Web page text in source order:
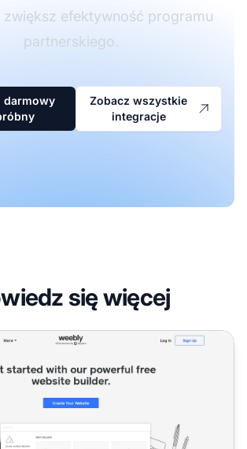
zwiększ efektywność programu
partnerskiego.
darmowy
Zobacz wszystkie
integracje
się więcej
Weebly